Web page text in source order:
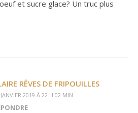
et sucre glace? Un truc plus
RÊVES DE FRIPOUILLES
2019 À 22 H 02 MIN